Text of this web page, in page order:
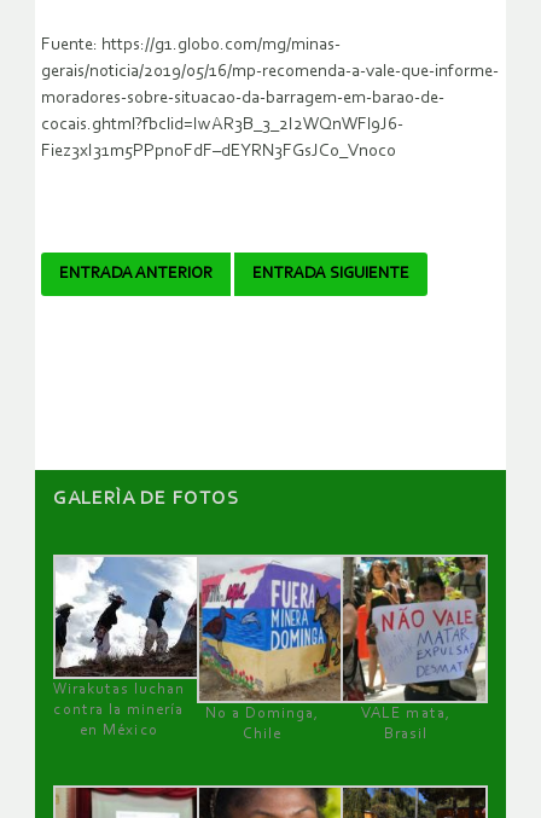
Fuente: https://g1.globo.com/mg/minas-
gerais/noticia/2019/05/16/mp-recomenda-a-vale-que-informe-
moradores-sobre-situacao-da-barragem-em-barao-de-
cocais.ghtml?fbclid=IwAR3B_3_2I2WQnWFl9J6-
Fiez3xI31m5PPpn0FdF–dEYRN3FGsJCo_Vnoco
Navegador
ENTRADA ANTERIOR ENTRADA SIGUIENTE
GALERÌA DE FOTOS
Wirakutas luchan
contra la minería
en México
No a Dominga,
Chile
VALE mata,
Brasil